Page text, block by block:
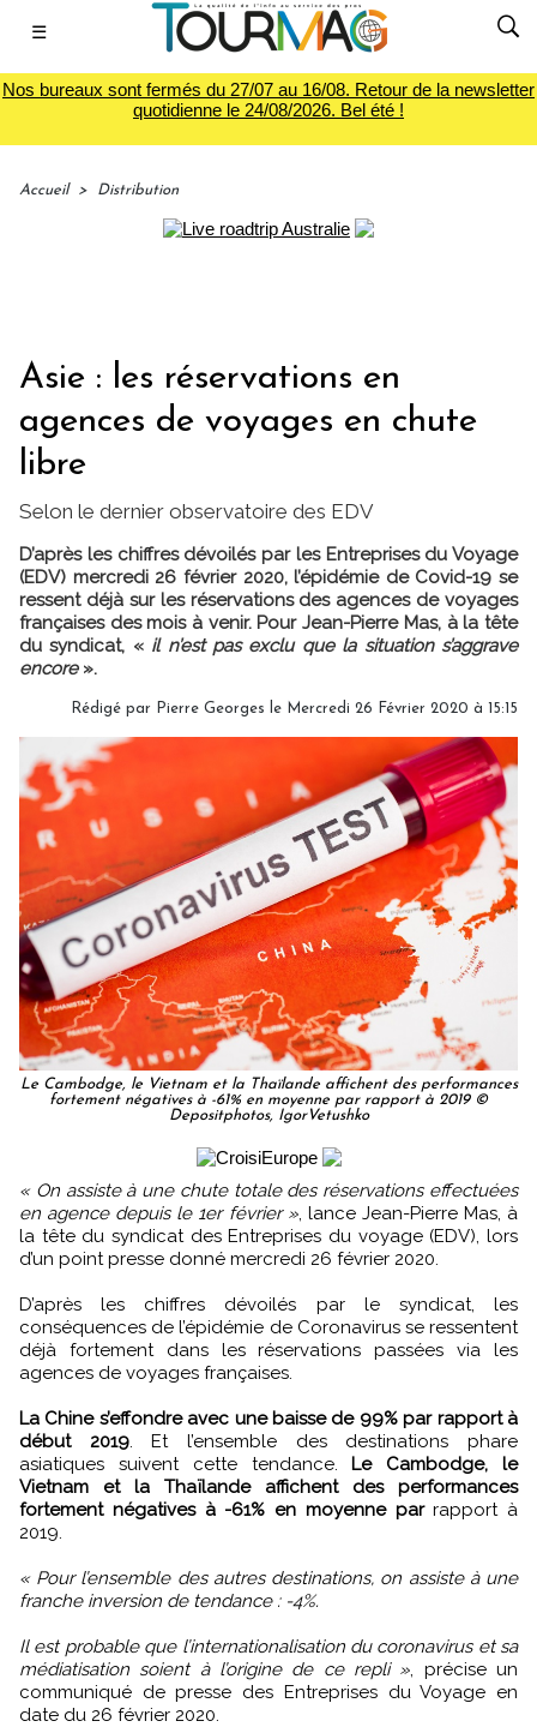
☰
Nos bureaux sont fermés du 27/07 au 16/08. Retour de la newsletter
quotidienne le 24/08/2026. Bel été !
Accueil > Distribution
Asie : les réservations en
agences de voyages en chute
libre
Selon le dernier observatoire des EDV
D’après les chiffres dévoilés par les Entreprises du Voyage
(EDV) mercredi 26 février 2020, l’épidémie de Covid-19 se
ressent déjà sur les réservations des agences de voyages
françaises des mois à venir. Pour Jean-Pierre Mas, à la tête
du syndicat, « il n’est pas exclu que la situation s’aggrave
encore».
Rédigé par Pierre Georges le Mercredi 26 Février 2020 à 15:15
Le Cambodge, le Vietnam et la Thaïlande affichent des performances
fortement négatives à -61% en moyenne par rapport à 2019 ©
Depositphotos, IgorVetushko
« On assiste à une chute totale des réservations effectuées
en agence depuis le 1er février », lance Jean-Pierre Mas, à
la tête du syndicat des Entreprises du voyage (EDV), lors
d’un point presse donné mercredi 26 février 2020.
D’après les chiffres dévoilés par le syndicat, les
conséquences de l’épidémie de Coronavirus se ressentent
déjà fortement dans les réservations passées via les
agences de voyages françaises.
La Chine s’effondre avec une baisse de 99% par rapport à
début 2019. Et l’ensemble des destinations phare
asiatiques suivent cette tendance. Le Cambodge, le
Vietnam et la Thaïlande affichent des performances
fortement négatives à -61% en moyenne parrapport à
2019.
« Pour l’ensemble des autres destinations, on assiste à une
franche inversion de tendance : -4%.
Il est probable que l’internationalisation du coronavirus et sa
médiatisation soient à l’origine de ce repli », précise un
communiqué de presse des Entreprises du Voyage en
date du 26 février 2020.